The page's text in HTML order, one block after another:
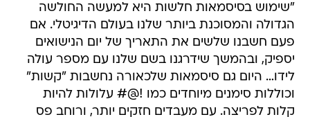
"שימוש בסיסמאות חלשות היא למעשה החולשה
הגדולה והמסוכנת ביותר שלנו בעולם הדיגיטלי. אם
פעם חשבנו שלשים את התאריך של יום הנישואים
יספיק, ובהמשך שידרגנו בשם שלנו עם מספר עולה
לידו… היום גם סיסמאות שלכאורה נחשבות "קשות"
וכוללות סימנים מיוחדים כמו !@# עלולות להיות
קלות לפריצה. עם מעבדים חזקים יותר, ורוחב פס